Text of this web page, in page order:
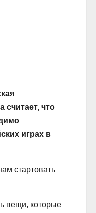
считает, что
играх в
стартовать
вещи, которые